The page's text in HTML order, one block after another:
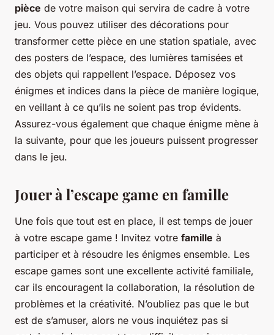
pièce de votre maison qui servira de cadre à votre
jeu. Vous pouvez utiliser des décorations pour
transformer cette pièce en une station spatiale, avec
des posters de l’espace, des lumières tamisées et
des objets qui rappellent l’espace. Déposez vos
énigmes et indices dans la pièce de manière logique,
en veillant à ce qu’ils ne soient pas trop évidents.
Assurez-vous également que chaque énigme mène à
la suivante, pour que les joueurs puissent progresser
dans le jeu.
Jouer à l’escape game en famille
Une fois que tout est en place, il est temps de jouer
à votre escape game ! Invitez votre famille à
participer et à résoudre les énigmes ensemble. Les
escape games sont une excellente activité familiale,
car ils encouragent la collaboration, la résolution de
problèmes et la créativité. N’oubliez pas que le but
est de s’amuser, alors ne vous inquiétez pas si